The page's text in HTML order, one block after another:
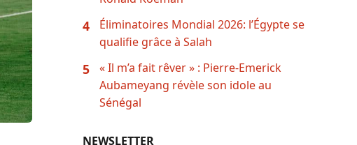
4
Éliminatoires Mondial 2026: l’Égypte se
qualifie grâce à Salah
5
« Il m’a fait rêver » : Pierre-Emerick
Aubameyang révèle son idole au
Sénégal
NEWSLETTER